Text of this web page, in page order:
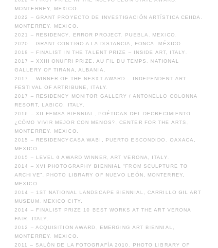
MONTERREY, MEXICO.
2022 – GRANT PROYECTO DE INVESTIGACIÓN ARTÍSTICA CEIIDA.
MONTERREY, MEXICO.
2021 – RESIDENCY, ERROR PROJECT, PUEBLA, MEXICO.
2020 – GRANT CONTIGO A LA DISTANCIA, FONCA, MÉXICO
2018 – FINALIST IN THE TALENT PRIZE – INSIDE ART, ITALY.
2017 – XXIII ONUFRI PRIZE, AU FIL DU TEMPS, NATIONAL
GALLERY OF TIRANA, ALBANIA.
2017 – WINNER OF THE NESXT AWARD – INDEPENDENT ART
FESTIVAL OF ARTRIBUNE, ITALY.
2017 – RESIDENCY MONITOR GALLERY / ANTONELLO COLONNA
RESORT, LABICO, ITALY.
2016 – XII FEMSA BIENNIAL, POÉTICAS DEL DECRECIMIENTO.
¿CÓMO VIVIR MEJOR CON MENOS?, CENTER FOR THE ARTS,
MONTERREY, MEXICO.
2015 – RESIDENCYCASA WABI, PUERTO ESCONDIDO, OAXACA,
MEXICO
2015 – LEVEL 0 AWARD WINNER, ART VERONA, ITALY.
2014 – XVI PHOTOGRAPHY BIENNIAL “FROM SCULPTURE TO
ARCHIVE”, PHOTO LIBRARY OF NUEVO LEÓN, MONTERREY,
MEXICO
2014 – 1ST NATIONAL LANDSCAPE BIENNIAL, CARRILLO GIL ART
MUSEUM, MEXICO CITY.
2014 – FINALIST PRIZE 10 BEST WORKS AT THE ART VERONA
FAIR, ITALY.
2012 – ACQUISITION AWARD, EMERGING ART BIENNIAL,
MONTERREY, MEXICO.
2011 – SALÓN DE LA FOTOGRAFÍA 2010, PHOTO LIBRARY OF